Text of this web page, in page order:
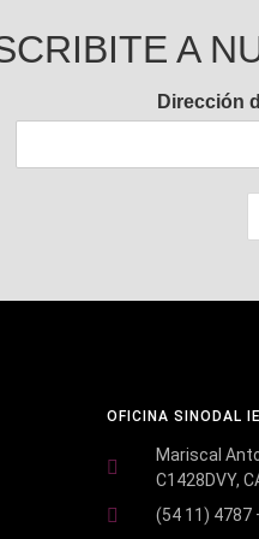
A
Dirección
OFICINA SINODAL
Mariscal
C1428DVY,
(54 11) 4787